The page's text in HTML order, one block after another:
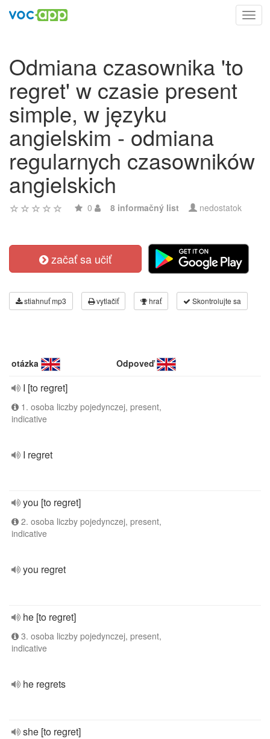
Odmiana czasownika 'to
regret' w czasie present
simple, w języku
angielskim - odmiana
regularnych czasowników
angielskich
0 8 informačný list nedostatok
začať sa učiť
stiahnuť mp3 vytlačiť hrať Skontrolujte sa
otázka Odpoveď
I [to regret]
1. osoba liczby pojedynczej, present,
indicative
I regret
you [to regret]
2. osoba liczby pojedynczej, present,
indicative
you regret
he [to regret]
3. osoba liczby pojedynczej, present,
indicative
he regrets
she [to regret]